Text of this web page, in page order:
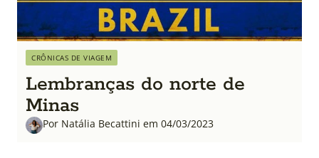
CRÔNICAS DE VIAGEM
Lembranças do norte de
Minas
Por Natália Becattini em 04/03/2023